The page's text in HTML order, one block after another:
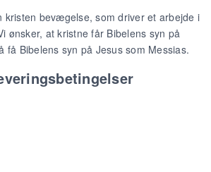
kristen bevægelse, som driver et arbejde i
ønsker, at kristne får Bibelens syn på
få Bibelens syn på Jesus som Messias.